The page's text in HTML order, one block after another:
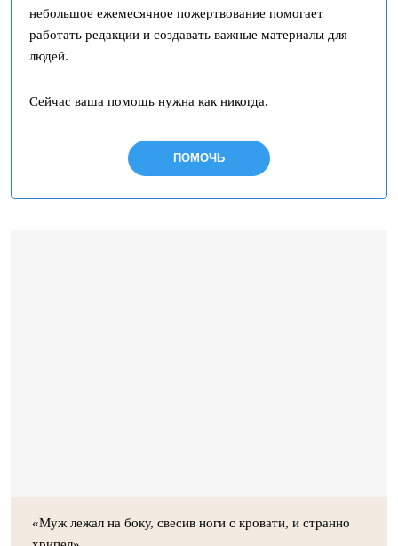
небольшое ежемесячное пожертвование помогает
работать редакции и создавать важные материалы для
людей.
Сейчас ваша помощь нужна как никогда.
ПОМОЧЬ
«Муж лежал на боку, свесив ноги с кровати, и странно